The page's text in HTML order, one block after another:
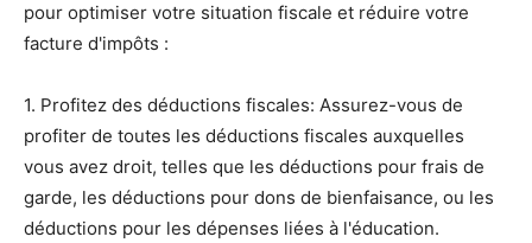
pour optimiser votre situation fiscale et réduire votre
facture d'impôts :
1. Profitez des déductions fiscales: Assurez-vous de
profiter de toutes les déductions fiscales auxquelles
vous avez droit, telles que les déductions pour frais de
garde, les déductions pour dons de bienfaisance, ou les
déductions pour les dépenses liées à l'éducation.